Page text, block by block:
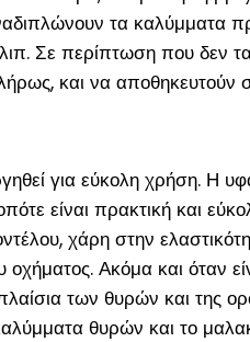
τα καλύμματα
Σε περίπτωση που δεν τα
και να αποθηκευτούν
για εύκολη χρήση. Η
είναι πρακτική και
χάρη στην
Ακόμα και όταν
των θυρών και της
θυρών και το